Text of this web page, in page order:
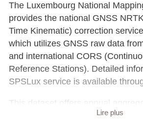
The Luxembourg National
provides the national GNSS
Time Kinematic) correction
which utilizes GNSS raw data
and international CORS
Reference Stations). Detailed
SPSLux service is available
This dataset offers annual
GNSS data collected from the
Lire plus